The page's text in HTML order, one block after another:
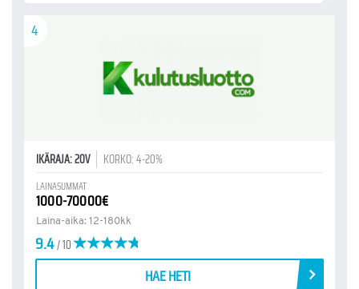
4
IKÄRAJA: 20V KORKO: 4-20%
LAINASUMMAT
1000-70000€
Laina-aika: 12-180kk
9.4/ 10
HAE HETI